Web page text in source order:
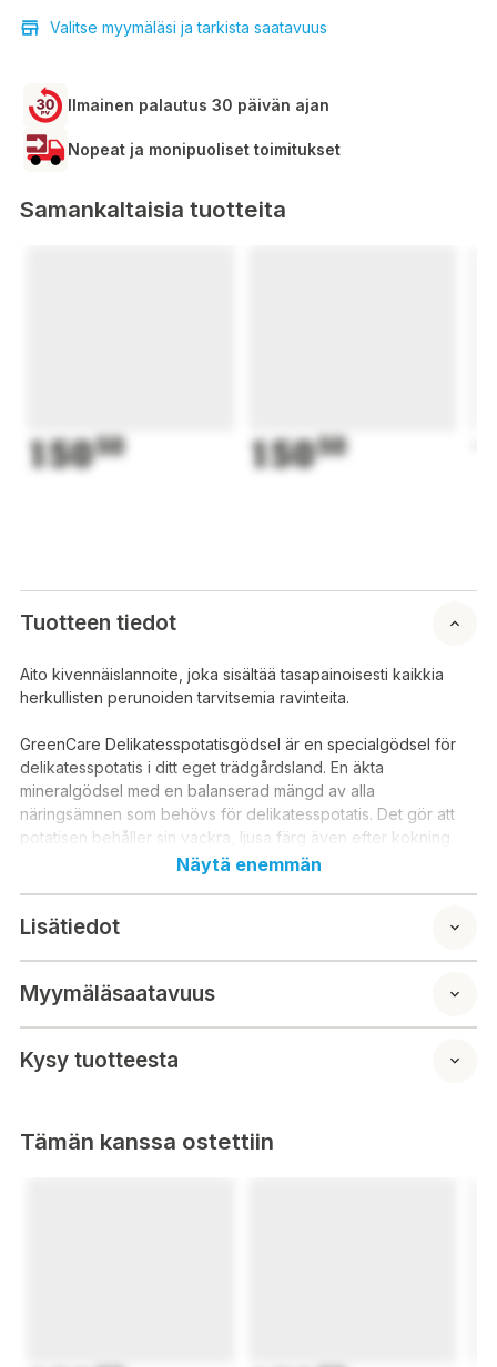
Valitse myymäläsi ja tarkista saatavuus
Ilmainen palautus 30 päivän ajan
Nopeat ja monipuoliset toimitukset
Samankaltaisia tuotteita
15050 15050
Tuotteen tiedot
Aito kivennäislannoite, joka sisältää tasapainoisesti kaikkia
herkullisten perunoiden tarvitsemia ravinteita.
GreenCare Delikatesspotatisgödsel är en specialgödsel för
delikatesspotatis i ditt eget trädgårdsland. En äkta
mineralgödsel med en balanserad mängd av alla
näringsämnen som behövs för delikatesspotatis. Det gör att
potatisen behåller sin vackra, ljusa färg även efter kokning.
Näytä enemmän
Lisätiedot
Myymäläsaatavuus
Kysy tuotteesta
Tämän kanssa ostettiin